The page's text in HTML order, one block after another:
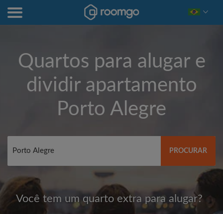
Quartos para alugar e
dividir apartamento
Porto Alegre
PROCURAR
Você tem um quarto extra para alugar?